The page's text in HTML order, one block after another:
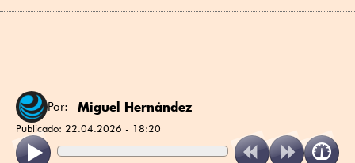
Por: Miguel Hernández
Publicado: 22.04.2026 - 18:20